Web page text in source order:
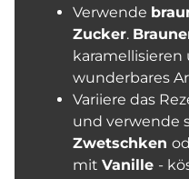
Verwende
Zucker.
wunderbares
Variiere das
und verwende
Zwetschken
mit Vanille -